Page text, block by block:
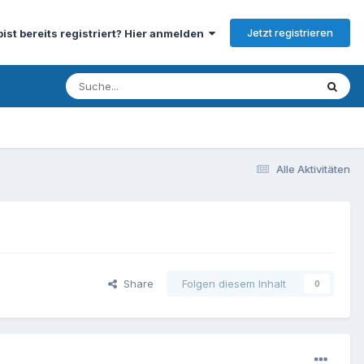
bereits registriert? Hier anmelden Jetzt registrieren
Alle Aktivitäten
Share Folgen diesem Inhalt 0